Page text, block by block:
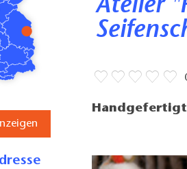
Atelier "Filztraum und